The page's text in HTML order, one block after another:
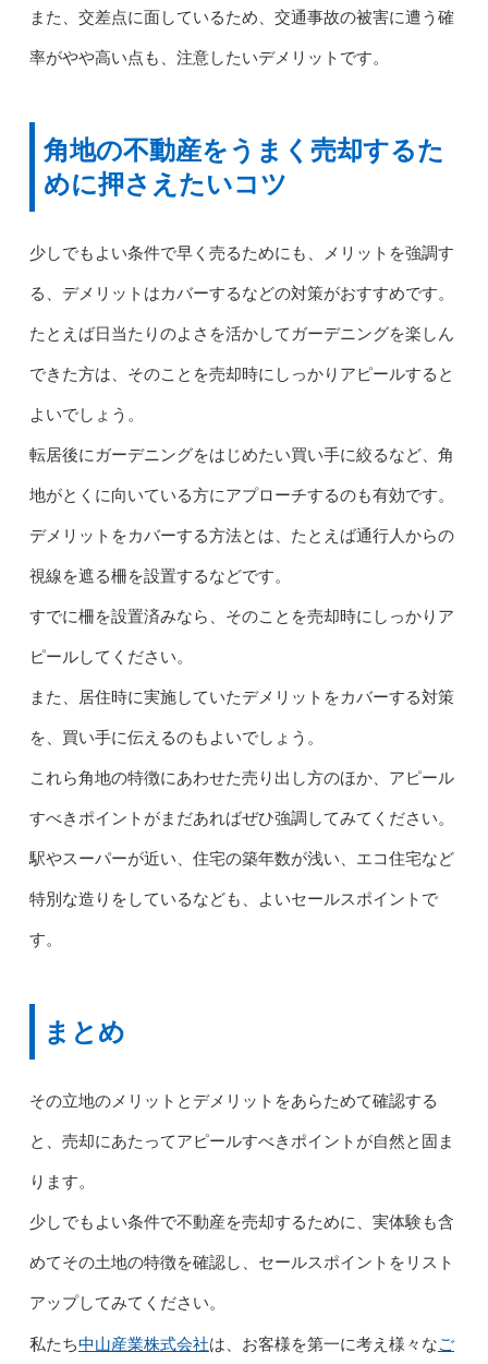
また、交差点に面しているため、交通事故の被害に遭う確
率がやや高い点も、注意したいデメリットです。
角地の不動産をうまく売却するた
めに押さえたいコツ
少しでもよい条件で早く売るためにも、メリットを強調す
る、デメリットはカバーするなどの対策がおすすめです。
たとえば日当たりのよさを活かしてガーデニングを楽しん
できた方は、そのことを売却時にしっかりアピールすると
よいでしょう。
転居後にガーデニングをはじめたい買い手に絞るなど、角
地がとくに向いている方にアプローチするのも有効です。
デメリットをカバーする方法とは、たとえば通行人からの
視線を遮る柵を設置するなどです。
すでに柵を設置済みなら、そのことを売却時にしっかりア
ピールしてください。
また、居住時に実施していたデメリットをカバーする対策
を、買い手に伝えるのもよいでしょう。
これら角地の特徴にあわせた売り出し方のほか、アピール
すべきポイントがまだあればぜひ強調してみてください。
駅やスーパーが近い、住宅の築年数が浅い、エコ住宅など
特別な造りをしているなども、よいセールスポイントで
す。
まとめ
その立地のメリットとデメリットをあらためて確認する
と、売却にあたってアピールすべきポイントが自然と固ま
ります。
少しでもよい条件で不動産を売却するために、実体験も含
めてその土地の特徴を確認し、セールスポイントをリスト
アップしてみてください。
私たち中山産業株式会社は、お客様を第一に考え様々なご